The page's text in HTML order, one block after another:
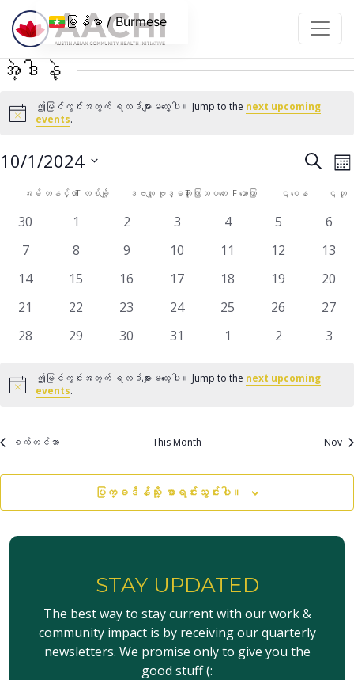
အကြောင်းအရာသို့ ကျော်သွားပါ။
အဲ့ဒါနဲ့
Notice
ဤမြင်ကွင်းအတွက် ရလဒ်များမတွေ့ပါ။ Jump to the next upcoming
events.
အဲ့
ဒါနဲ့
နှင့်
ကြ
မှု
ရှာ
လ
10/1/2024
ပါ။
ဒါနဲ့
ပြက္ခဒိန်
အမ် တနင်္လာT တစ်ချို့ ဒဗလျူ ဗုဒ္ဓဟူး
T ကြာသပတေး Fသောကြာ ၎စေန ၎ ဘု
0
30
01
0
2
0
3
0
4
0
5
0
6
0
7
0
8
0
9
010
011
012
013
014
015
016
017
018
019
0
20
0
21
0
22
0
23
0
24
0
25
0
26
0
27
0
28
0
29
0
30
0
31
01
0
2
0
3
Notice
ဤမြင်ကွင်းအတွက် ရလဒ်များမတွေ့ပါ။ Jump to the next upcoming
events.
စက်တင်ဘာ This Month Nov
ပြက္ခဒိန်သို့ စာရင်းသွင်းပါ။
STAY UPDATED
The best way to stay current with our work &
community impact is by receiving our quarterly
newsletters. We promise only to give you the
good stuff (:
မြန်မာ / Burmese